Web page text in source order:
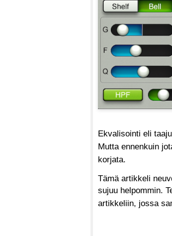
Ekvalisointi eli
Mutta ennenkuin
korjata.
Tämä artikkeli
sujuu helpommin.
artikkeliin, jossa